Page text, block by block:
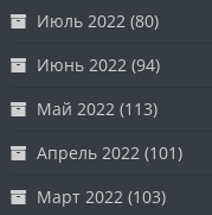
Июль 2022 (80)
Июнь 2022 (94)
Май 2022 (113)
Апрель 2022 (101)
Март 2022 (103)